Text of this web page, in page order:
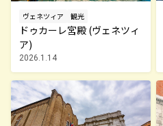
ヴェネツィア 観光
ドゥカーレ宮殿 (ヴェネツィ
ア)
2026.1.14